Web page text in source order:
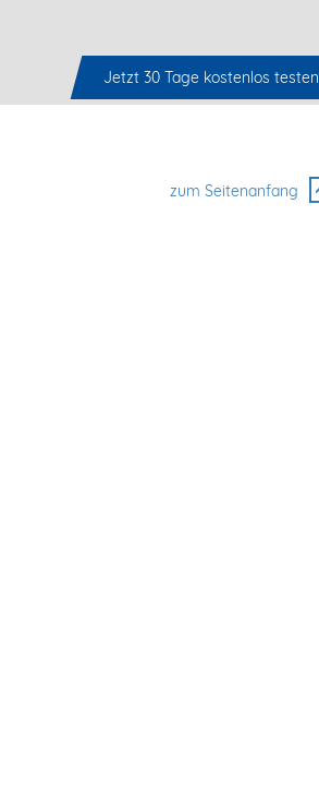
Jetzt 30 Tage kostenlos testen
zum Seitenanfang